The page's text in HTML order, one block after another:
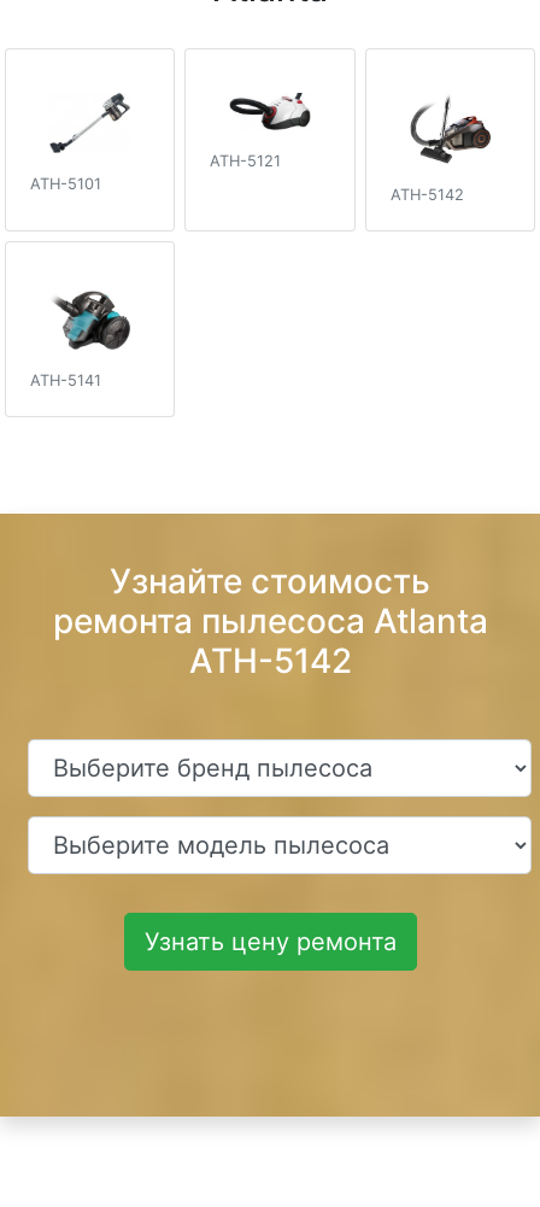
ATH-5101
ATH-5121
ATH-5142
ATH-5141
Узнайте стоимость
ремонта пылесоса Atlanta
ATH-5142
Узнать цену ремонта